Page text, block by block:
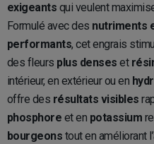
exigeants qui veulent
Formulé avec des nutriments
performants, cet engrais
des fleurs plus denses et
intérieur, en extérieur ou en
offre des résultats visibles
phosphore et en potassium
bourgeons tout en améliorant